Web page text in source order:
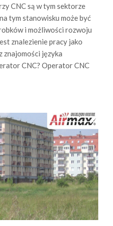
.
p
l
CNC są w tym sektorze
tym stanowisku może być
i możliwości rozwoju
znalezienie pracy jako
znajomości języka
CNC? Operator CNC